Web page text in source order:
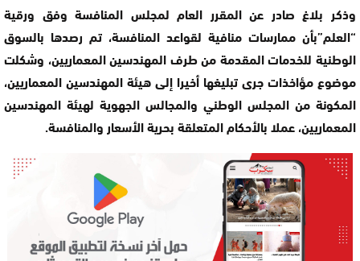
وذكر بلاغ صادر عن المقرر العام لمجلس المنافسة وفق ورقية
“العلم”بأن ممارسات منافية لقواعد المنافسة، تم رصدها بالسوق
الوطنية للخدمات المقدمة من طرف المهندسين المعماريين، وشكلت
موضوع مؤاخذات جرى تبليغها أخيرا إلى هيئة المهندسين المعماريين،
المكونة من المجلس الوطني والمجالس الجهوية لهيئة المهندسين
المعماريين، عملا بالأحكام المتعلقة بحرية الأسعار والمنافسة.